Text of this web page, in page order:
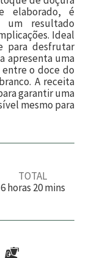
elaborado, é
um resultado
Ideal
para desfrutar
apresenta uma
o doce do
A receita
garantir uma
mesmo para
TOTAL
6h
a
horas 20m
u
mins